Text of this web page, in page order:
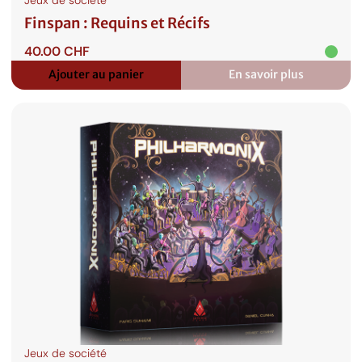
Finspan : Requins et Récifs
40.00CHF
Ajouter au panier En savoir plus
:
Finspan
et
Récifs
Jeux de société